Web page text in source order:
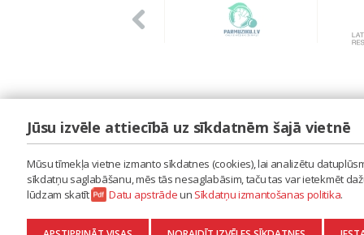
LAIPA
ES RADU MŪZIKU
AKTUALITĀTES
KONTAKTI
SĪKDATŅU IZMANTOŠANAS POLITIKA
Jūsu izvēle attiecībā uz sīkdatnēm šajā vietnē
Mūsu tīmekļa vietne izmanto sīkdatnes (cookies), lai analizētu
sīkdatņu saglabāšanu, mēs tās nesaglabāsim, taču tas var ietekmēt
lūdzam skatīt
Datu apstrādeun Sīkdatņu izmantošanas politika.